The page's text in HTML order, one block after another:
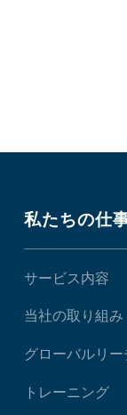
私たちの仕
サービス内容
当社の取り組み
グローバルリー
トレーニング